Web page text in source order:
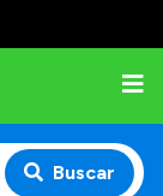
Buscar